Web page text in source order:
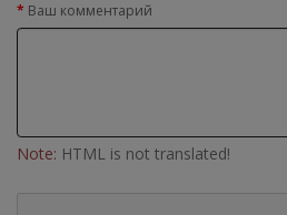
Ваш комментарий
Note: HTML is not translated!